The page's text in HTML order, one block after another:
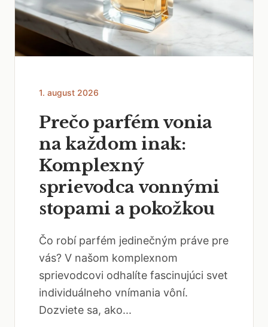
1. august 2026
Prečo parfém vonia
na každom inak:
Komplexný
sprievodca vonnými
stopami a pokožkou
Čo robí parfém jedinečným práve pre
vás? V našom komplexnom
sprievodcovi odhalíte fascinujúci svet
individuálneho vnímania vôní.
Dozviete sa, ako...